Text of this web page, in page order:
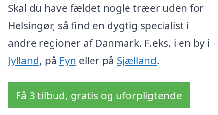
Skal du have fældet nogle træer uden for
Helsingør, så find en dygtig specialist i
andre regioner af Danmark. F.eks. i en by i
Jylland, på Fyn eller på Sjælland.
Få 3 tilbud, gratis og uforpligtende